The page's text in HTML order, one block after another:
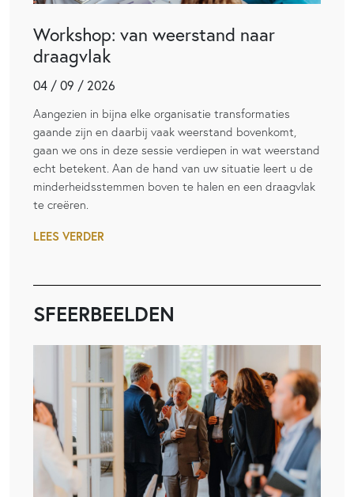
Workshop: van weerstand naar
draagvlak
04 / 09 / 2026
Aangezien in bijna elke organisatie transformaties
gaande zijn en daarbij vaak weerstand bovenkomt,
gaan we ons in deze sessie verdiepen in wat weerstand
echt betekent. Aan de hand van uw situatie leert u de
minderheidsstemmen boven te halen en een draagvlak
te creëren.
LEES VERDER
SFEERBEELDEN